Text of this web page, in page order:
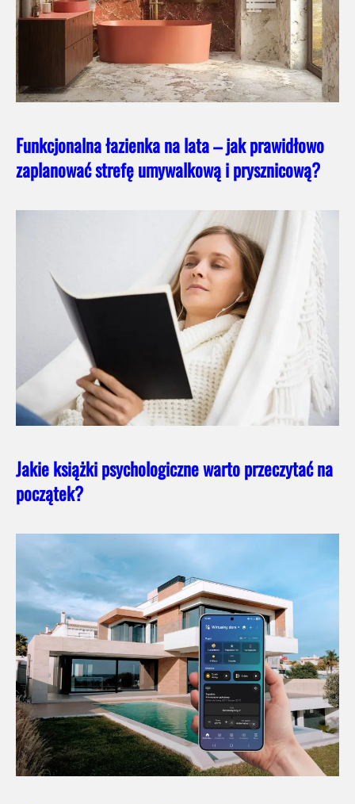
Funkcjonalna łazienka na lata – jak prawidłowo
zaplanować strefę umywalkową i prysznicową?
Jakie książki psychologiczne warto przeczytać na
początek?